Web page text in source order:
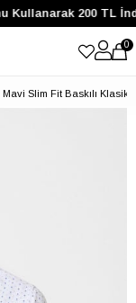
Kullanarak 200 TL
0
Mavi Slim Fit Baskılı Klasik